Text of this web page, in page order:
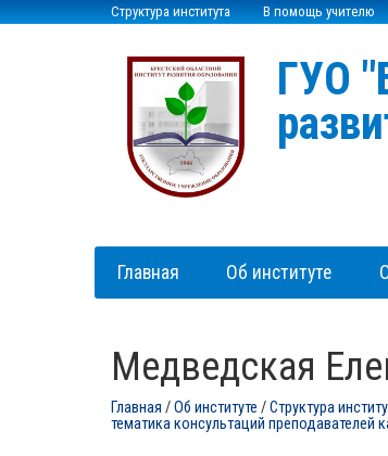
Структура института В помощь учителю
ГУО
Главная Об институте
Медведская
Главная /Об институте /Структура
тематика консультаций преподавателей